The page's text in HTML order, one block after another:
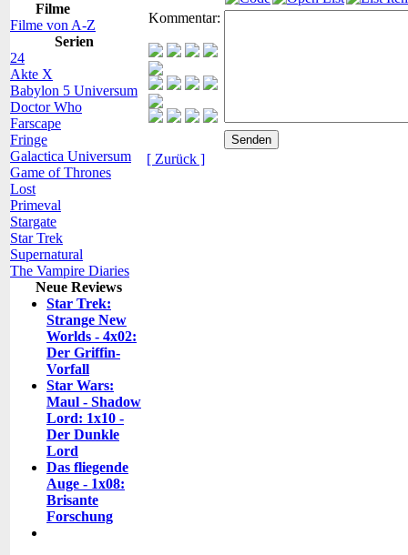
Filme
Filme von A-Z
Serien
24
Akte X
Babylon 5 Universum
Doctor Who
Farscape
Fringe
Galactica Universum
Game of Thrones
Lost
Primeval
Stargate
Star Trek
Supernatural
The Vampire Diaries
Neue Reviews
Star Trek:
Strange New
Worlds - 4x02:
Der Griffin-
Vorfall
Star Wars:
Maul - Shadow
Lord: 1x10 -
Der Dunkle
Lord
Das fliegende
Auge - 1x08:
Brisante
Forschung
Kommentar:
[ Zurück ]